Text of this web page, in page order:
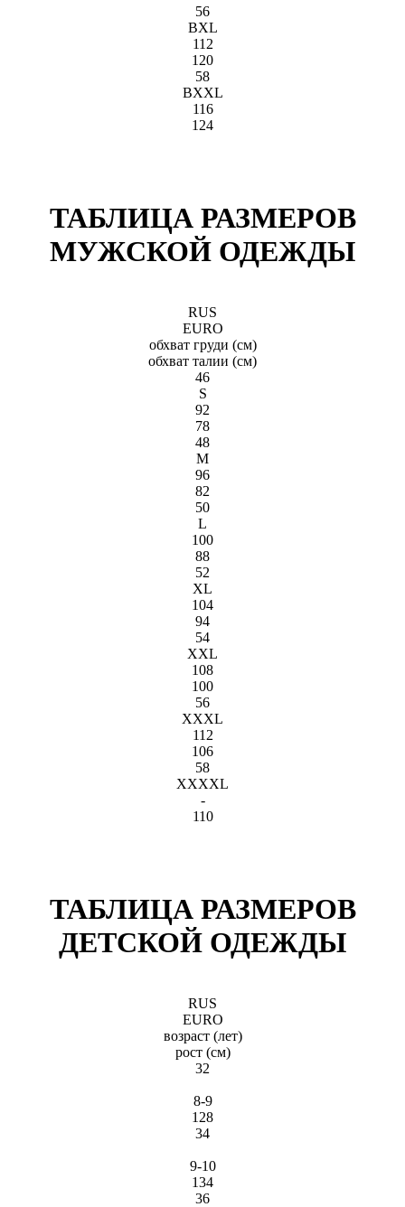
56
BXL
112
120
58
BXXL
116
124
ТАБЛИЦА РАЗМЕРОВ
МУЖСКОЙ ОДЕЖДЫ
RUS
EURO
обхват груди (см)
обхват талии (см)
46
S
92
78
48
M
96
82
50
L
100
88
52
XL
104
94
54
XXL
108
100
56
XXXL
112
106
58
XXXXL
-
110
ТАБЛИЦА РАЗМЕРОВ
ДЕТСКОЙ ОДЕЖДЫ
RUS
EURO
возраст (лет)
рост (см)
32
8-9
128
34
9-10
134
36